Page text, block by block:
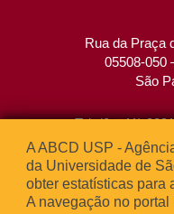
Rua da Praça
05508-050
São
Tel: (0xx11)
Fax:
E-mail:
A ABCD USP -
da Universidade de
obter estatísticas para
A navegação no